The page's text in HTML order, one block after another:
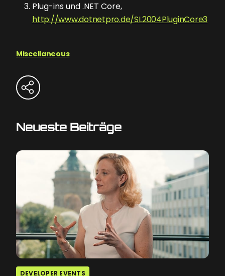
Plug-ins und .NET Core,
http://www.dotnetpro.de/SL2004PluginCore3
Miscellaneous
Neueste Beiträge
DEVELOPER EVENTS